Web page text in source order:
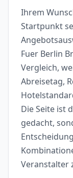
Ihrem
Startpunkt
Fuer Berlin
Vergleich,
Abreisetag,
Die Seite ist
gedacht,
Veranstalter